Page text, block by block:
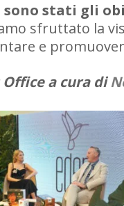
sono stati gli
sfruttato la
e
Office a cura di